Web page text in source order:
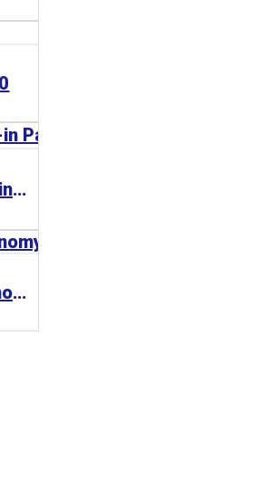
BECKHOFF CP65xx | Built-in Panel PC 工業電腦
BECKHOFF CP62xx | “Economy” built-in Panel PC